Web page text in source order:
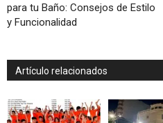
para tu Baño: Consejos de Estilo
y Funcionalidad
Artículo relacionados